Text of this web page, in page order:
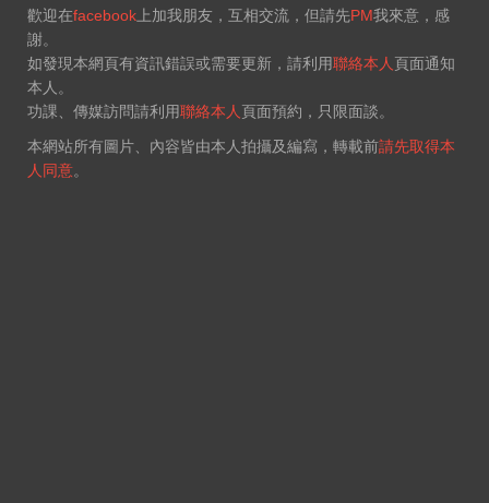
歡迎在facebook 上加我朋友，互相交流，但請先PM我來意，感
謝。
如發現本網頁有資訊錯誤或需要更新，請利用聯絡本人 頁面通知
本人。
功課、傳媒訪問請利用聯絡本人 頁面預約，只限面談。
本網站所有圖片、內容皆由本人拍攝及編寫，轉載前請先取得本
人同意。